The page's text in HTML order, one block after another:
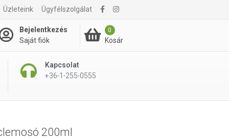
Üzleteink Ügyfélszolgálat
Bejelentkezés
Saját fiók
0
Kosár
Kapcsolat
+36-1-255-0555
2 915 Ft
200ml